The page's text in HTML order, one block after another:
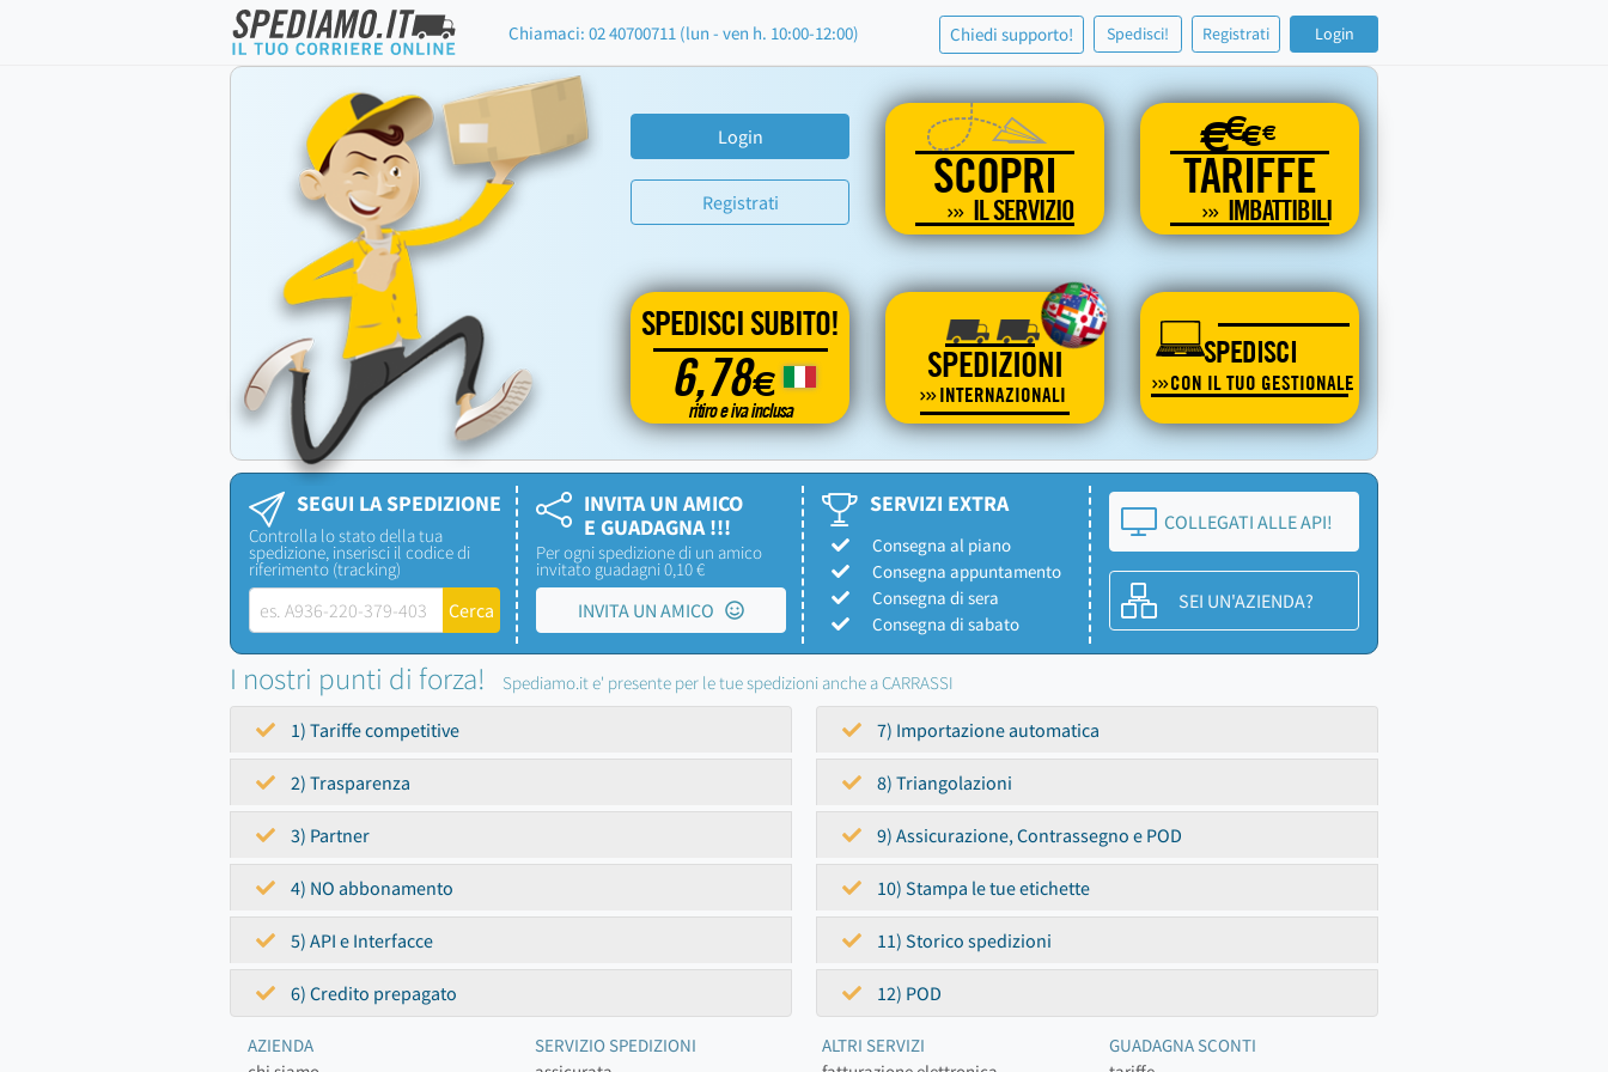
Chiamaci: 02 40700711 (lun - ven h. 10:00-12:00) Chiedi supporto! Spedisci! Registrati Login
Login
Registrati SCOPRI
IL SERVIZIO
€€€€
TARIFFE
IMBATTIBILI
SPEDISCI SUBITO!
6,78€
ritiro e iva inclusa
SPEDIZIONI
INTERNAZIONALI
SPEDISCI
CON IL TUO GESTIONALE
SEGUI LA SPEDIZIONE
Controlla lo stato della tua
spedizione, inserisci il codice di
riferimento (tracking)
INVITA UN AMICO
E GUADAGNA !!!
Per ogni spedizione di un amico
invitato guadagni 0,10 €
INVITA UN AMICO
SERVIZI EXTRA
Consegna al piano
Consegna appuntamento
Consegna di sera
Consegna di sabato
COLLEGATI ALLE API!
SEI UN'AZIENDA?
I nostri punti di forza! Spediamo.it e' presente per le tue spedizioni anche a CARRASSI
1) Tariffe competitive
2) Trasparenza
3) Partner
4) NO abbonamento
5) API e Interfacce
6) Credito prepagato
7) Importazione automatica
8) Triangolazioni
9) Assicurazione, Contrassegno e POD
10) Stampa le tue etichette
11) Storico spedizioni
12) POD
AZIENDA
SERVIZIO SPEDIZIONI
ALTRI SERVIZI
GUADAGNA SCONTI